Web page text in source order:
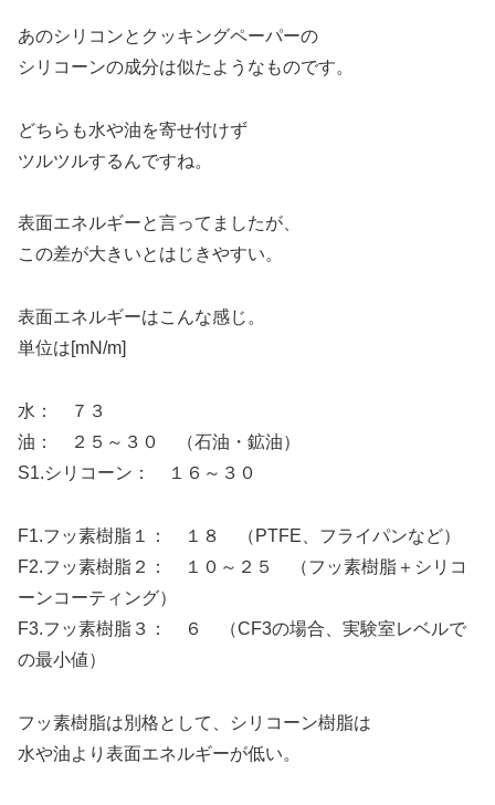
あのシリコンとクッキングペーパーの
シリコーンの成分は似たようなものです。
どちらも水や油を寄せ付けず
ツルツルするんですね。
表面エネルギーと言ってましたが、
この差が大きいとはじきやすい。
表面エネルギーはこんな感じ。
単位は[mN/m]
水： ７３
油： ２５～３０ （石油・鉱油）
S1.シリコーン： １６～３０
F1.フッ素樹脂１： １８ （PTFE、フライパンなど）
F2.フッ素樹脂２： １０～２５ （フッ素樹脂＋シリコ
ーンコーティング）
F3.フッ素樹脂３： ６ （CF3の場合、実験室レベルで
の最小値）
フッ素樹脂は別格として、シリコーン樹脂は
水や油より表面エネルギーが低い。